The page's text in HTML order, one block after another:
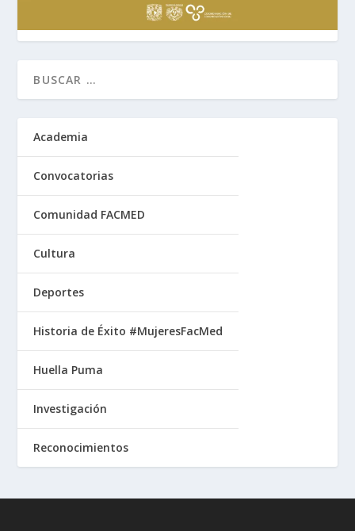
Academia
Convocatorias
Comunidad FACMED
Cultura
Deportes
Historia de Éxito #MujeresFacMed
Huella Puma
Investigación
Reconocimientos